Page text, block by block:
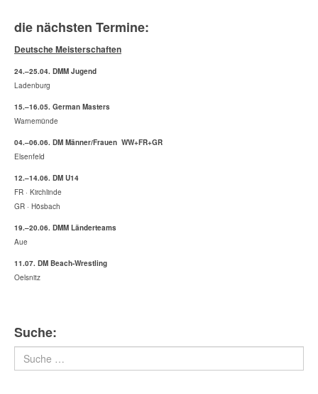
die nächsten Termine:
Deutsche Meisterschaften
24.–25.04. DMM Jugend
Ladenburg
15.–16.05. German Masters
Warnemünde
04.–06.06. DM Männer/Frauen WW+FR+GR
Elsenfeld
12.–14.06. DM U14
FR · Kirchlinde
GR · Hösbach
19.–20.06. DMM Länderteams
Aue
11.07. DM Beach-Wrestling
Oelsnitz
Suche:
Suchen